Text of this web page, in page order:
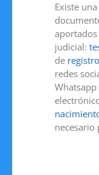
Existe
judicial:
de
redes
necesario